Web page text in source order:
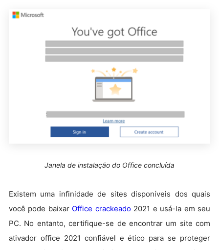
Janela de instalação do Office concluída
Existem uma infinidade de sites disponíveis dos quais
você pode baixar Office crackeado2021 e usá-la em seu
PC. No entanto, certifique-se de encontrar um site com
ativador office 2021 confiável e ético para se proteger